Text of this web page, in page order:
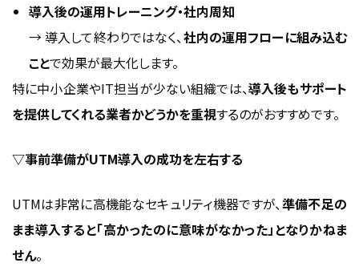
導入後の運用トレーニング・社内周知
→ 導入して終わりではなく、社内の運用フローに組み込む
ことで効果が最大化します。
特に中小企業やIT担当が少ない組織では、導入後もサポート
を提供してくれる業者かどうかを重視するのがおすすめです。
▽事前準備がUTM導入の成功を左右する
UTMは非常に高機能なセキュリティ機器ですが、準備不足の
まま導入すると「高かったのに意味がなかった」となりかねま
せん。